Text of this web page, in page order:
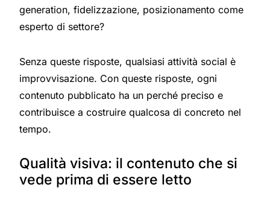
generation, fidelizzazione, posizionamento come
esperto di settore?
Senza queste risposte, qualsiasi attività social è
improvvisazione. Con queste risposte, ogni
contenuto pubblicato ha un perché preciso e
contribuisce a costruire qualcosa di concreto nel
tempo.
Qualità visiva: il contenuto che si
vede prima di essere letto